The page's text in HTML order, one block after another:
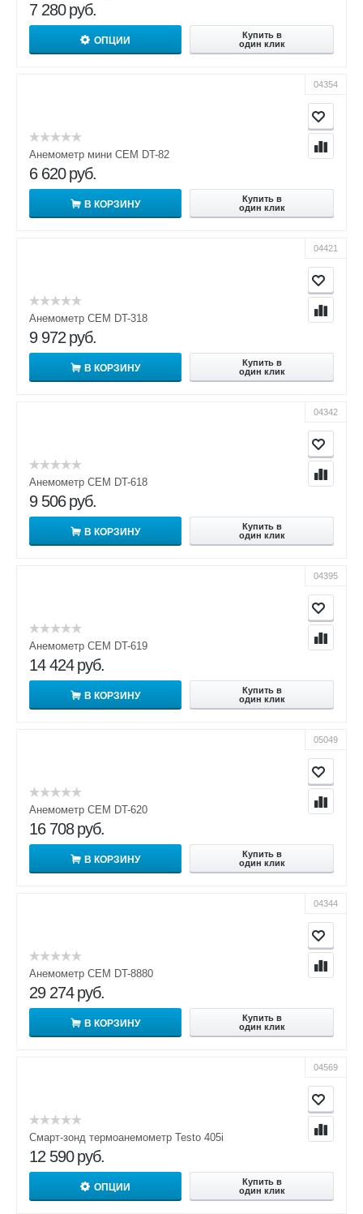
7 280 руб.
ОПЦИИ
Купить в
один клик
04354
Анемометр мини CEM DT-82
6 620 руб.
В КОРЗИНУ
Купить в
один клик
04421
Анемометр CEM DT-318
9 972 руб.
В КОРЗИНУ
Купить в
один клик
04342
Анемометр CEM DT-618
9 506 руб.
В КОРЗИНУ
Купить в
один клик
04395
Анемометр CEM DT-619
14 424 руб.
В КОРЗИНУ
Купить в
один клик
05049
Анемометр CEM DT-620
16 708 руб.
В КОРЗИНУ
Купить в
один клик
04344
Анемометр CEM DT-8880
29 274 руб.
В КОРЗИНУ
Купить в
один клик
04569
Смарт-зонд термоанемометр Testo 405i
12 590 руб.
ОПЦИИ
Купить в
один клик